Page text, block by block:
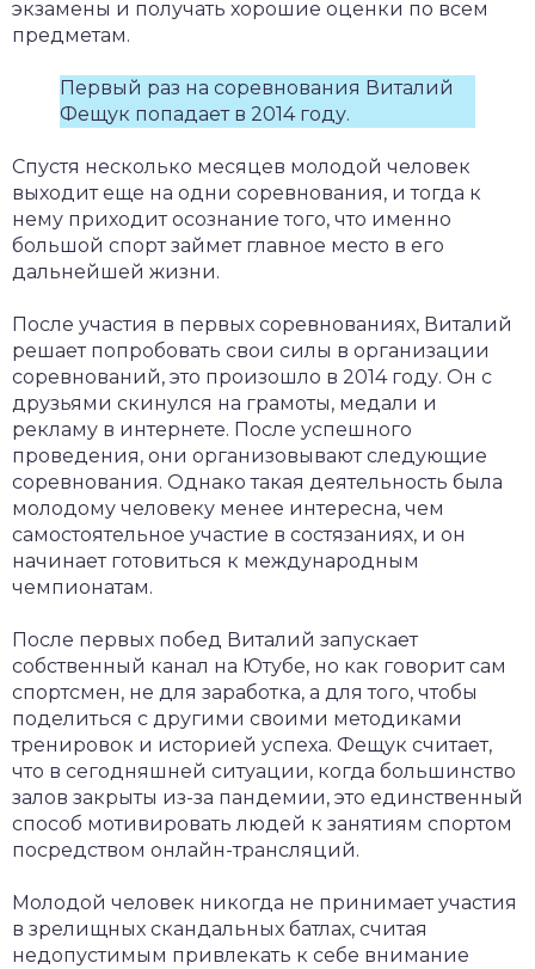
экзамены и получать хорошие оценки по всем
предметам.
Первый раз на соревнования Виталий
Фещук попадает в 2014 году.
Спустя несколько месяцев молодой человек
выходит еще на одни соревнования, и тогда к
нему приходит осознание того, что именно
большой спорт займет главное место в его
дальнейшей жизни.
После участия в первых соревнованиях, Виталий
решает попробовать свои силы в организации
соревнований, это произошло в 2014 году. Он с
друзьями скинулся на грамоты, медали и
рекламу в интернете. После успешного
проведения, они организовывают следующие
соревнования. Однако такая деятельность была
молодому человеку менее интересна, чем
самостоятельное участие в состязаниях, и он
начинает готовиться к международным
чемпионатам.
После первых побед Виталий запускает
собственный канал на Ютубе, но как говорит сам
спортсмен, не для заработка, а для того, чтобы
поделиться с другими своими методиками
тренировок и историей успеха. Фещук считает,
что в сегодняшней ситуации, когда большинство
залов закрыты из-за пандемии, это единственный
способ мотивировать людей к занятиям спортом
посредством онлайн-трансляций.
Молодой человек никогда не принимает участия
в зрелищных скандальных батлах, считая
недопустимым привлекать к себе внимание